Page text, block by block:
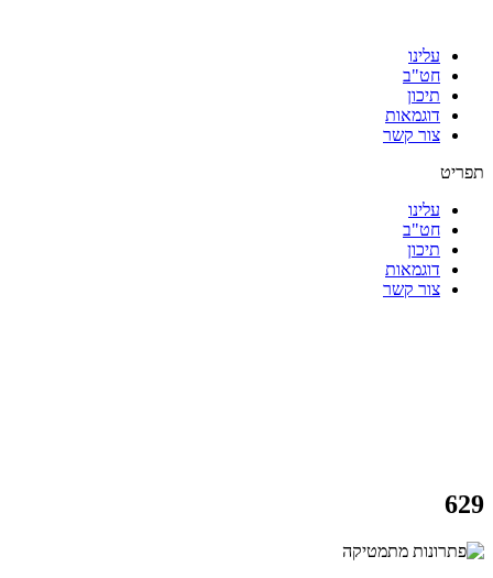
עלינו
חט"ב
תיכון
דוגמאות
צור קשר
תפריט
עלינו
חט"ב
תיכון
דוגמאות
צור קשר
629